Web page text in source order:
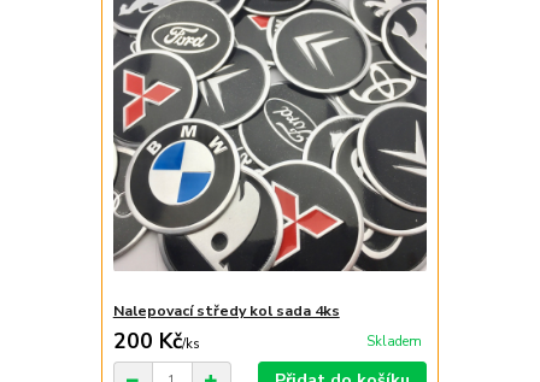
Nalepovací středy kol sada 4ks
200 Kč/ks Skladem